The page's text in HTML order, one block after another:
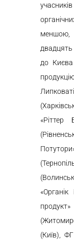
двадцять
до Києва
(Київ),